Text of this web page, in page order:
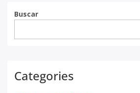
Buscar
Categories